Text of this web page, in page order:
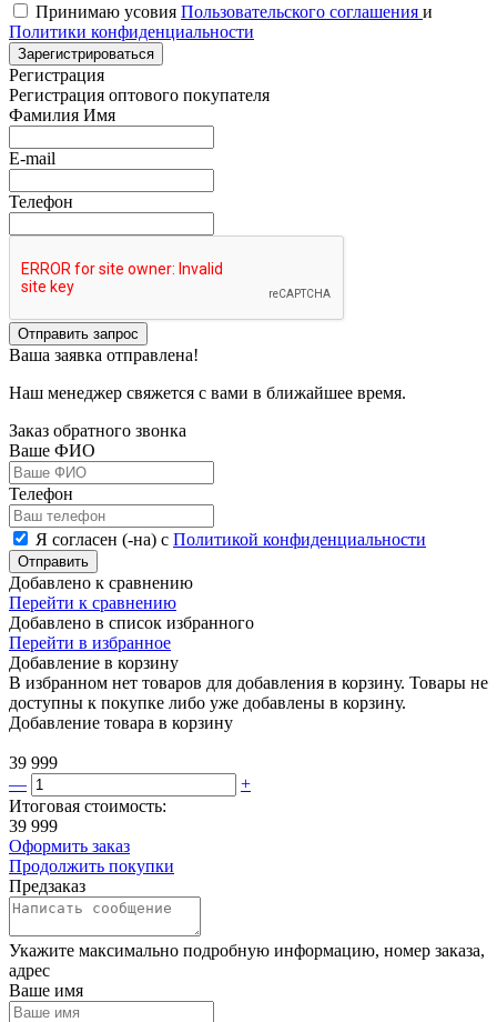
Принимаю усовия Пользовательского соглашения и
Политики конфиденциальности
Зарегистрироваться
Регистрация
Регистрация оптового покупателя
Фамилия Имя
E-mail
Телефон
Отправить запрос
Ваша заявка отправлена!
Наш менеджер свяжется с вами в ближайшее время.
Заказ обратного звонка
Ваше ФИО
Телефон
Я согласен (-на) с Политикой конфиденциальности
Отправить
Добавлено к сравнению
Перейти к сравнению
Добавлено в список избранного
Перейти в избранное
Добавление в корзину
В избранном нет товаров для добавления в корзину. Товары не
доступны к покупке либо уже добавлены в корзину.
Добавление товара в корзину
39 999
—
+
Итоговая стоимость:
39 999
Оформить заказ
Продолжить покупки
Предзаказ
Укажите максимально подробную информацию, номер заказа,
адрес
Ваше имя